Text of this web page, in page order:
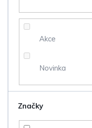
Akce
Novinka
Značky